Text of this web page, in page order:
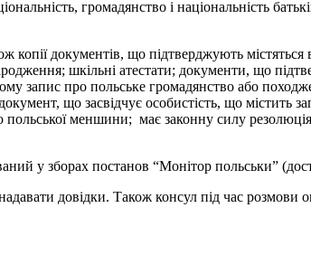
громадянство і національність
копії документів, що підтверджують
шкільні атестати; документи, що
запис про польське громадянство або
що засвідчує особистість, що містить
польської меншини; має законну силу
у зборах постанов “Монітор польськи”
довідки. Також консул під час розмови